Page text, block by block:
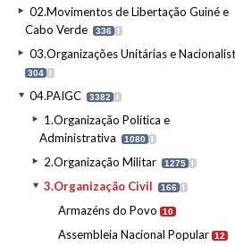
02.Movimentos de Libertação Guiné e
Cabo Verde
336 I
03.Organizações Unitárias e
304 I
04.PAIGC 3382 I
1.Organização Política e
Administrativa
1080 I
2.Organização Militar 1275 I
3.Organização Civil 166 I
Armazéns do Povo 10
Assembleia Nacional Popular 12